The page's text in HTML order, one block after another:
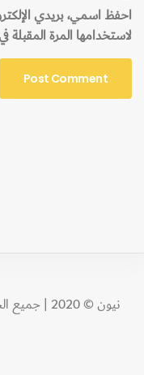
احفظ اسمي، بريدي
لاستخدامها المرة المقبلة
نيون © 2020 | جميع الحقوق محفوظة